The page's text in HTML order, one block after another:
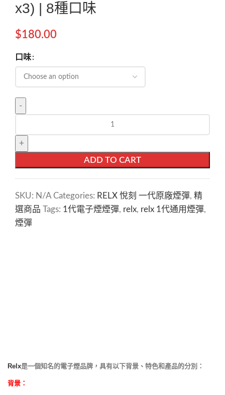
x3) | 8種口味
$180.00
口味
ADD TO CART
SKU: N/A Categories: RELX 悅刻 一代原廠煙彈, 精
選商品 Tags: 1代電子煙煙彈, relx, relx 1代通用煙彈,
煙彈
Relx是一個知名的電子煙品牌，具有以下背景、特色和產品的分別：
背景：